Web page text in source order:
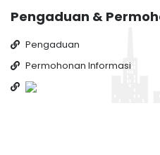
Pengaduan &
Pengaduan
Permohonan Informasi